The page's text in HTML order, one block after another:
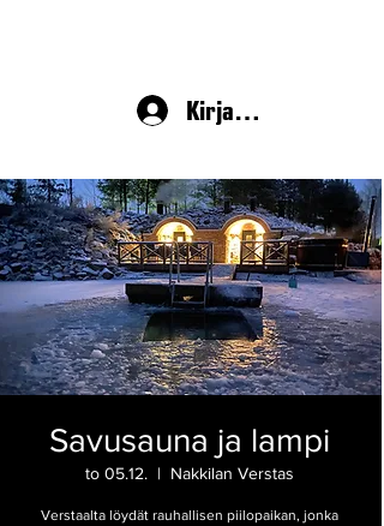
Kirjaudu
Savusauna ja lampi
to 05.12.
  |
Nakkilan Verstas
Verstaalta löydät rauhallisen piilopaikan, jonka